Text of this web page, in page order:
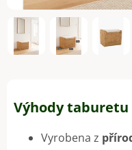
Výhody taburetu
Vyrobena z